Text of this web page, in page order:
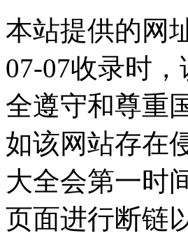
本站提供的网
07-07收录时
全遵守和尊重
如该网站存在
大全会第一时
页面进行断链